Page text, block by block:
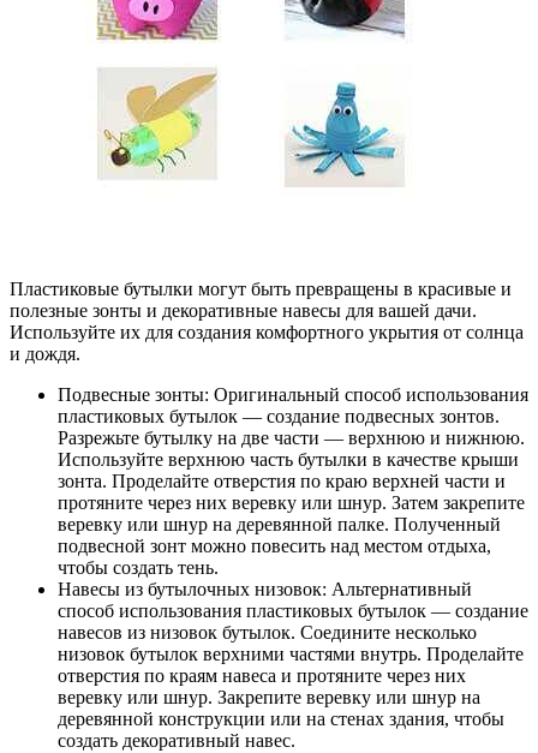
Пластиковые бутылки могут быть превращены в красивые и
полезные зонты и декоративные навесы для вашей дачи.
Используйте их для создания комфортного укрытия от солнца
и дождя.
Подвесные зонты: Оригинальный способ использования
пластиковых бутылок — создание подвесных зонтов.
Разрежьте бутылку на две части — верхнюю и нижнюю.
Используйте верхнюю часть бутылки в качестве крыши
зонта. Проделайте отверстия по краю верхней части и
протяните через них веревку или шнур. Затем закрепите
веревку или шнур на деревянной палке. Полученный
подвесной зонт можно повесить над местом отдыха,
чтобы создать тень.
Навесы из бутылочных низовок: Альтернативный
способ использования пластиковых бутылок — создание
навесов из низовок бутылок. Соедините несколько
низовок бутылок верхними частями внутрь. Проделайте
отверстия по краям навеса и протяните через них
веревку или шнур. Закрепите веревку или шнур на
деревянной конструкции или на стенах здания, чтобы
создать декоративный навес.